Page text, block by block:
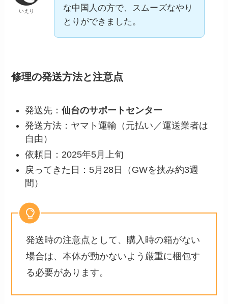
いえり
な中国人の方で、スムーズなやり
とりができました。
修理の発送方法と注意点
発送先：仙台のサポートセンター
発送方法：ヤマト運輸（元払い／運送業者は
自由）
依頼日：2025年5月上旬
戻ってきた日：5月28日（GWを挟み約3週
間）
発送時の注意点として、購入時の箱がない
場合は、本体が動かないよう厳重に梱包す
る必要があります。